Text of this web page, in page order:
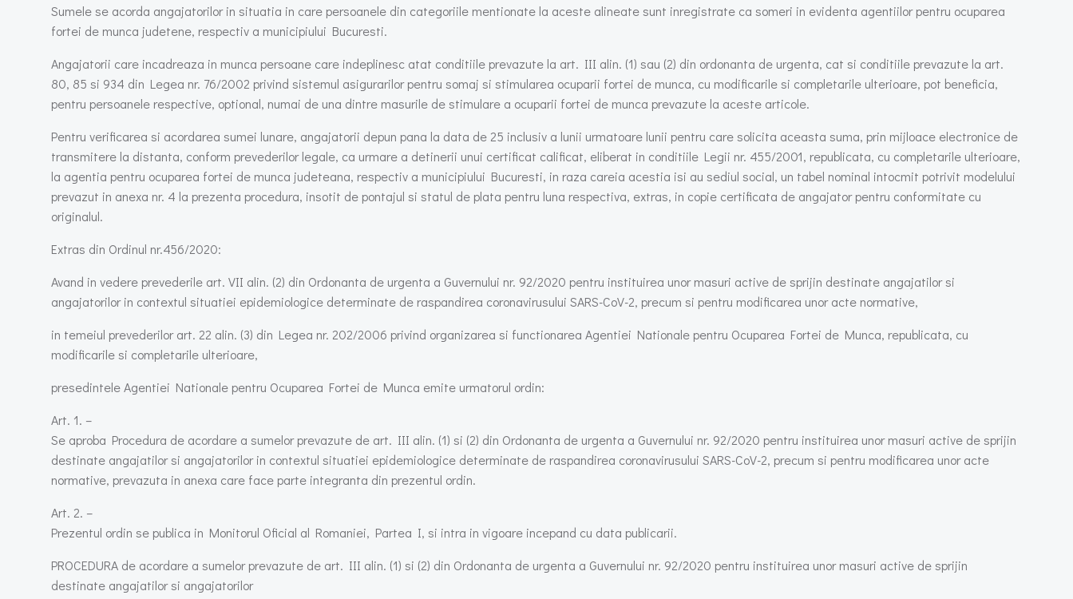
Sumele se acorda angajatorilor in situatia in care persoanele din categoriile mentionate la aceste alineate sunt inregistrate ca someri in evidenta agentiilor pentru ocuparea
fortei de munca judetene, respectiv a municipiului Bucuresti.
Angajatorii care incadreaza in munca persoane care indeplinesc atat conditiile prevazute la art. III alin. (1) sau (2) din ordonanta de urgenta, cat si conditiile prevazute la art.
80, 85 si 934 din Legea nr. 76/2002 privind sistemul asigurarilor pentru somaj si stimularea ocuparii fortei de munca, cu modificarile si completarile ulterioare, pot beneficia,
pentru persoanele respective, optional, numai de una dintre masurile de stimulare a ocuparii fortei de munca prevazute la aceste articole.
Pentru verificarea si acordarea sumei lunare, angajatorii depun pana la data de 25 inclusiv a lunii urmatoare lunii pentru care solicita aceasta suma, prin mijloace electronice de
transmitere la distanta, conform prevederilor legale, ca urmare a detinerii unui certificat calificat, eliberat in conditiile Legii nr. 455/2001, republicata, cu completarile ulterioare,
la agentia pentru ocuparea fortei de munca judeteana, respectiv a municipiului Bucuresti, in raza careia acestia isi au sediul social, un tabel nominal intocmit potrivit modelului
prevazut in anexa nr. 4 la prezenta procedura, insotit de pontajul si statul de plata pentru luna respectiva, extras, in copie certificata de angajator pentru conformitate cu
originalul.
Extras din Ordinul nr.456/2020:
Avand in vedere prevederile art. VII alin. (2) din Ordonanta de urgenta a Guvernului nr. 92/2020 pentru instituirea unor masuri active de sprijin destinate angajatilor si
angajatorilor in contextul situatiei epidemiologice determinate de raspandirea coronavirusului SARS-CoV-2, precum si pentru modificarea unor acte normative,
in temeiul prevederilor art. 22 alin. (3) din Legea nr. 202/2006 privind organizarea si functionarea Agentiei Nationale pentru Ocuparea Fortei de Munca, republicata, cu
modificarile si completarile ulterioare,
presedintele Agentiei Nationale pentru Ocuparea Fortei de Munca emite urmatorul ordin:
Art. 1. –
Se aproba Procedura de acordare a sumelor prevazute de art. III alin. (1) si (2) din Ordonanta de urgenta a Guvernului nr. 92/2020 pentru instituirea unor masuri active de sprijin
destinate angajatilor si angajatorilor in contextul situatiei epidemiologice determinate de raspandirea coronavirusului SARS-CoV-2, precum si pentru modificarea unor acte
normative, prevazuta in anexa care face parte integranta din prezentul ordin.
Art. 2. –
Prezentul ordin se publica in Monitorul Oficial al Romaniei, Partea I, si intra in vigoare incepand cu data publicarii.
PROCEDURA de acordare a sumelor prevazute de art. III alin. (1) si (2) din Ordonanta de urgenta a Guvernului nr. 92/2020 pentru instituirea unor masuri active de sprijin
destinate angajatilor si angajatorilor